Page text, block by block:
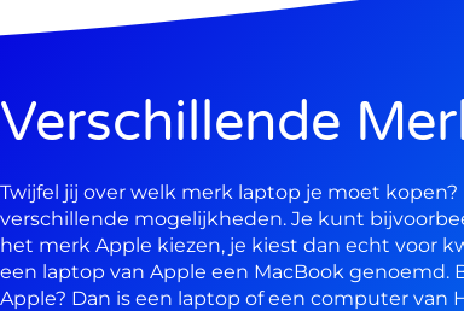
Verschillende
Twijfel jij over welk merk laptop je moet kopen?
verschillende mogelijkheden. Je kunt
het merk Apple kiezen, je kiest dan echt voor
een laptop van Apple een MacBook genoemd.
Apple? Dan is een laptop of een computer van